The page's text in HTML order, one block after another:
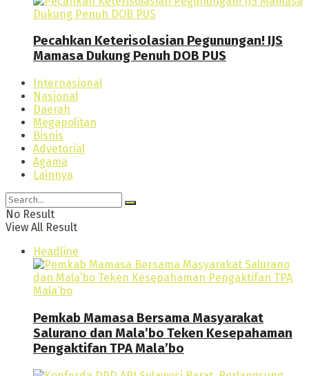
Pecahkan Keterisolasian Pegunungan! IJS
Mamasa Dukung Penuh DOB PUS
Internasional
Nasional
Daerah
Megapolitan
Bisnis
Advetorial
Agama
Lainnya
No Result
View All Result
Headline
Pemkab Mamasa Bersama Masyarakat
Salurano dan Mala’bo Teken Kesepahaman
Pengaktifan TPA Mala’bo